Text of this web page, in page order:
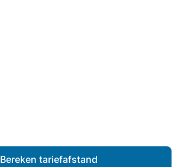
Bereken tariefafstand